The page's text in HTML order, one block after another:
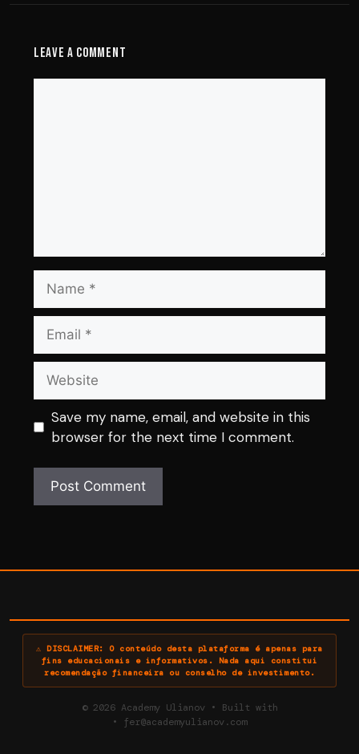
Leave a Comment
Name
Email
Website
Save my name, email, and website in this
browser for the next time I comment.
© 2026 Academy Ulianov• Built with